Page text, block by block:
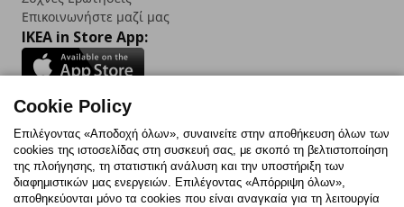
Επικοινωνήστε μαζί μας
IKEA in Store App:
Follow us:
FacebookInstagram
TikTokYoutubePinterestTwitter
Cookie Policy
Επιλέγοντας «Αποδοχή όλων», συναινείτε στην αποθήκευση όλων των
cookies της ιστοσελίδας στη συσκευή σας, με σκοπό τη βελτιστοποίηση
της πλοήγησης, τη στατιστική ανάλυση και την υποστήριξη των
διαφημιστικών μας ενεργειών. Επιλέγοντας «Απόρριψη όλων»,
αποθηκεύονται μόνο τα cookies που είναι αναγκαία για τη λειτουργία